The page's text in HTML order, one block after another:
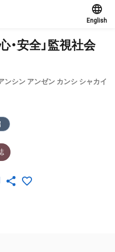
English
・安全」監視社会
ンシン アンゼン カンシ シャカイ